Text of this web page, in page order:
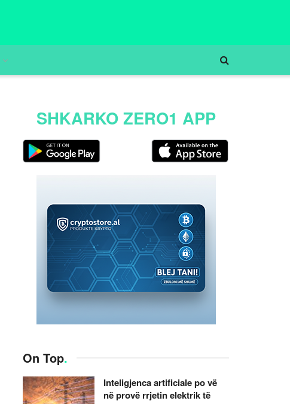
SHKARKO ZERO1 APP
On Top.
Inteligjenca artificiale po vë
në provë rrjetin elektrik të